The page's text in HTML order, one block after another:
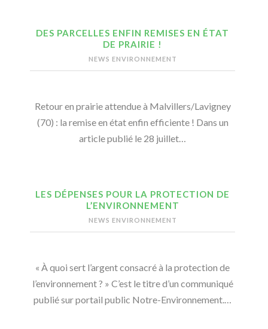
DES PARCELLES ENFIN REMISES EN ÉTAT
DE PRAIRIE !
NEWS ENVIRONNEMENT
Retour en prairie attendue à Malvillers/Lavigney
(70) : la remise en état enfin efficiente ! Dans un
article publié le 28 juillet…
LES DÉPENSES POUR LA PROTECTION DE
L’ENVIRONNEMENT
NEWS ENVIRONNEMENT
« À quoi sert l’argent consacré à la protection de
l’environnement ? » C’est le titre d’un communiqué
publié sur portail public Notre-Environnement.…